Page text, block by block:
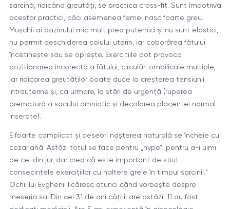
sarcină, ridicând greutăți, se practica cross-fit. Sunt împotriva
acestor practici, căci asemenea femei nasc foarte greu.
Mușchii ai bazinului mic mult prea puternici și nu sunt elastici,
nu permit deschiderea colului uterin, iar coborârea fătului
încetinește sau se oprește. Exercitiile pot provoca
pozitionarea incorectă a fătului, circulări ombilicale multiple,
iar ridicarea greutăților poate duce la creșterea tensiunii
intrauterine și, ca urmare, la stări de urgență (ruperea
prematură a sacului amniotic și decolarea placentei normal
inserate).
E foarte complicat și deseori nașterea naturală se încheie cu
cezariană. Astăzi totul se face pentru „hype”, pentru a-i uimi
pe cei din jur, dar cred că este important de știut
consecințele exercițiilor cu haltere grele în timpul sarcinii.”
Ochii lui Evghenii licăresc atunci când vorbește despre
meseria sa. Din cei 31 de ani câți îi are astăzi, 11 au fost